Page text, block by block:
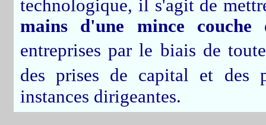
technologique, il s'agit de
mains d'une mince couche
entreprises par le biais de
des prises de capital et des
instances dirigeantes.